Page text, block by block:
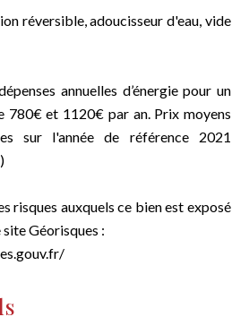
réversible, adoucisseur d'eau, vide
annuelles d’énergie pour un
780€ et 1120€ par an. Prix moyens
sur l'année de référence 2021
risques auxquels ce bien est exposé
Géorisques :